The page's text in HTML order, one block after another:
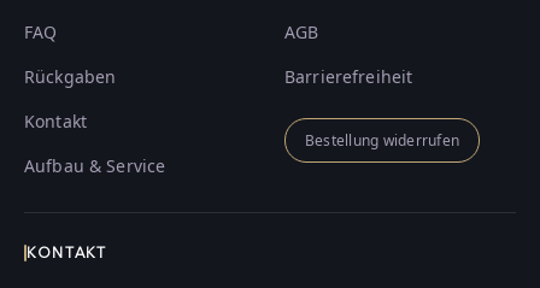
FAQ
Rückgaben
Kontakt
Aufbau & Service
AGB
Barrierefreiheit
Bestellung widerrufen
KONTAKT